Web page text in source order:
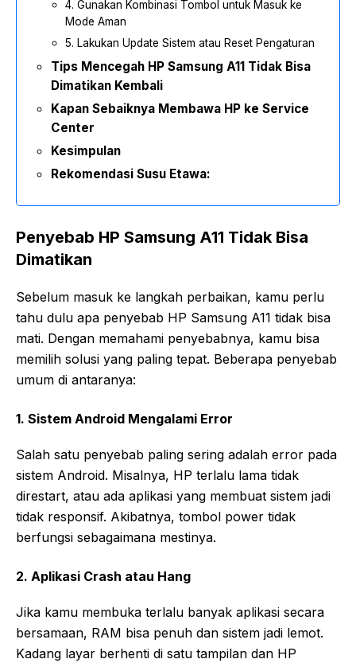
4. Gunakan Kombinasi Tombol untuk Masuk ke
Mode Aman
5. Lakukan Update Sistem atau Reset Pengaturan
Tips Mencegah HP Samsung A11 Tidak Bisa
Dimatikan Kembali
Kapan Sebaiknya Membawa HP ke Service
Center
Kesimpulan
Rekomendasi Susu Etawa:
Penyebab HP Samsung A11 Tidak Bisa
Dimatikan
Sebelum masuk ke langkah perbaikan, kamu perlu
tahu dulu apa penyebab HP Samsung A11 tidak bisa
mati. Dengan memahami penyebabnya, kamu bisa
memilih solusi yang paling tepat. Beberapa penyebab
umum di antaranya:
1. Sistem Android Mengalami Error
Salah satu penyebab paling sering adalah error pada
sistem Android. Misalnya, HP terlalu lama tidak
direstart, atau ada aplikasi yang membuat sistem jadi
tidak responsif. Akibatnya, tombol power tidak
berfungsi sebagaimana mestinya.
2. Aplikasi Crash atau Hang
Jika kamu membuka terlalu banyak aplikasi secara
bersamaan, RAM bisa penuh dan sistem jadi lemot.
Kadang layar berhenti di satu tampilan dan HP